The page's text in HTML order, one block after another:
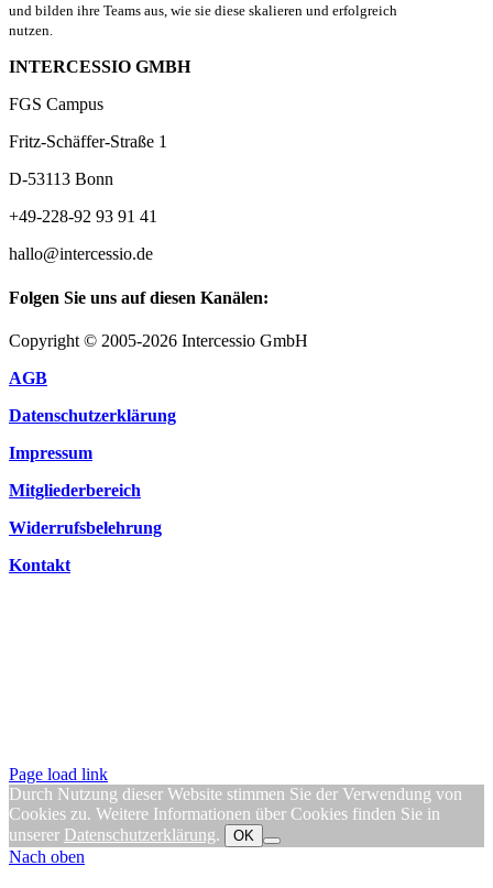
und bilden ihre Teams aus, wie sie diese skalieren und erfolgreich
nutzen.
INTERCESSIO GMBH
FGS Campus
Fritz-Schäffer-Straße 1
D-53113 Bonn
+49-228-92 93 91 41
hallo@intercessio.de
Folgen Sie uns auf diesen Kanälen:
Copyright © 2005-2026 Intercessio GmbH
AGB
Datenschutzerklärung
Impressum
Mitgliederbereich
Widerrufsbelehrung
Kontakt
Page load link
Durch Nutzung dieser Website stimmen Sie der Verwendung von
Cookies zu. Weitere Informationen über Cookies finden Sie in
unserer Datenschutzerklärung. OK
Nach oben